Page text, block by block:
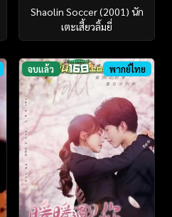
Shaolin Soccer (2001) นัก
เตะเสี้ยวลิ้มยี่
จบแล้ว พากย์ไทย